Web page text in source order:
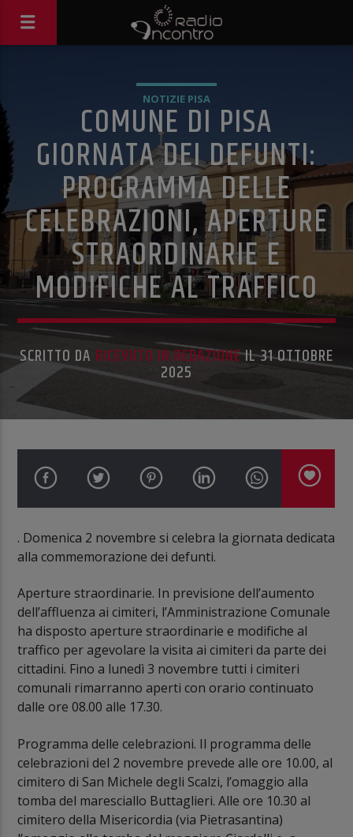
NOTIZIE PISA
COMUNE DI PISA
GIORNATA DEI DEFUNTI:
PROGRAMMA DELLE
CELEBRAZIONI, APERTURE
STRAORDINARIE E
MODIFICHE AL TRAFFICO
SCRITTO DA RICEVUTO IN REDAZIONEIL 31 OTTOBRE
2025
. Domenica 2 novembre si celebra la giornata dedicata
alla commemorazione dei defunti.
Aperture straordinarie. In previsione dell’aumento
dell’affluenza ai cimiteri, l’Amministrazione Comunale
ha disposto aperture straordinarie e modifiche al
traffico per agevolare la visita ai cimiteri da parte dei
cittadini. Fino a lunedì 3 novembre tutti i cimiteri
comunali rimarranno aperti con orario continuato
dalle ore 08.00 alle 17.30.
Programma delle celebrazioni. Il programma delle
celebrazioni del 2 novembre prevede alle ore 10.00, al
cimitero di San Michele degli Scalzi, l’omaggio alla
tomba del maresciallo Buttaglieri. Alle ore 10.30 al
cimitero della Misericordia (via Pietrasantina)